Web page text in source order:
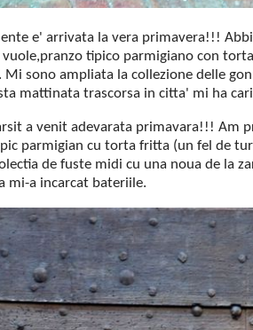
e' arrivata la vera primavera!!!
tipico parmigiano con
sono ampliata la collezione delle
mattinata trascorsa in citta' mi ha
a venit adevarata primavara!!! Am
parmigian cu torta fritta (un fel de
de fuste midi cu una noua de la
mi-a incarcat bateriile.